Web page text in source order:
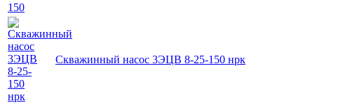
Скважинный насос 3ЭЦВ 8-25-150 нрк